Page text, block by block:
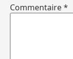
Commentaire*